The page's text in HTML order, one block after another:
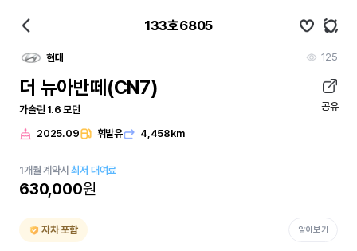
133호6805
현대 125
더 뉴아반떼(CN7)
가솔린 1.6 모던 공유
2025.09 휘발유 4,458km
1개월 계약시최저 대여료
630,000원
자차 포함 알아보기